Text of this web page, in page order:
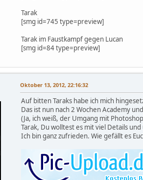
Tarak
[smg id=745 type=preview]
Tarak im Faustkampf gegen Lucan
[smg id=84 type=preview]
Oktober 13, 2012, 22:16:32
Auf bitten Taraks habe ich mich
Das ist nun nach 2 Wochen Academy
(Ja, ich weiß, der Umgang mit
Tarak, Du wolltest es mit viel Details
Ich bin ganz zufrieden. Wie gefällt es